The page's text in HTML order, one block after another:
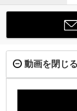
動画を閉じる